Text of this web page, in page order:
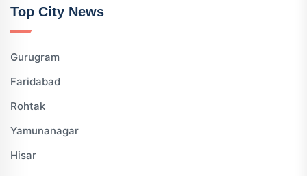
Top City News
Gurugram
Faridabad
Rohtak
Yamunanagar
Hisar